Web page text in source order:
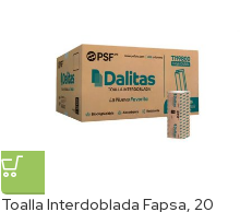
Toalla Interdoblada Fapsa, 20